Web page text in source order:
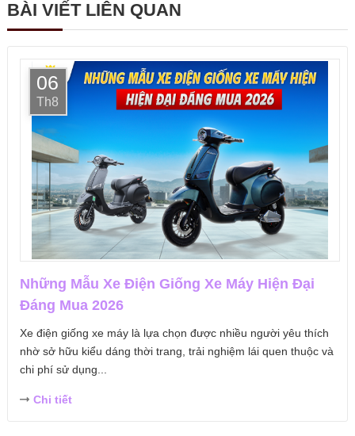
BÀI VIẾT LIÊN QUAN
06
Th8
Những Mẫu Xe Điện Giống Xe Máy Hiện Đại
Đáng Mua 2026
Xe điện giống xe máy là lựa chọn được nhiều người yêu thích
nhờ sở hữu kiểu dáng thời trang, trải nghiệm lái quen thuộc và
chi phí sử dụng...
Chi tiết